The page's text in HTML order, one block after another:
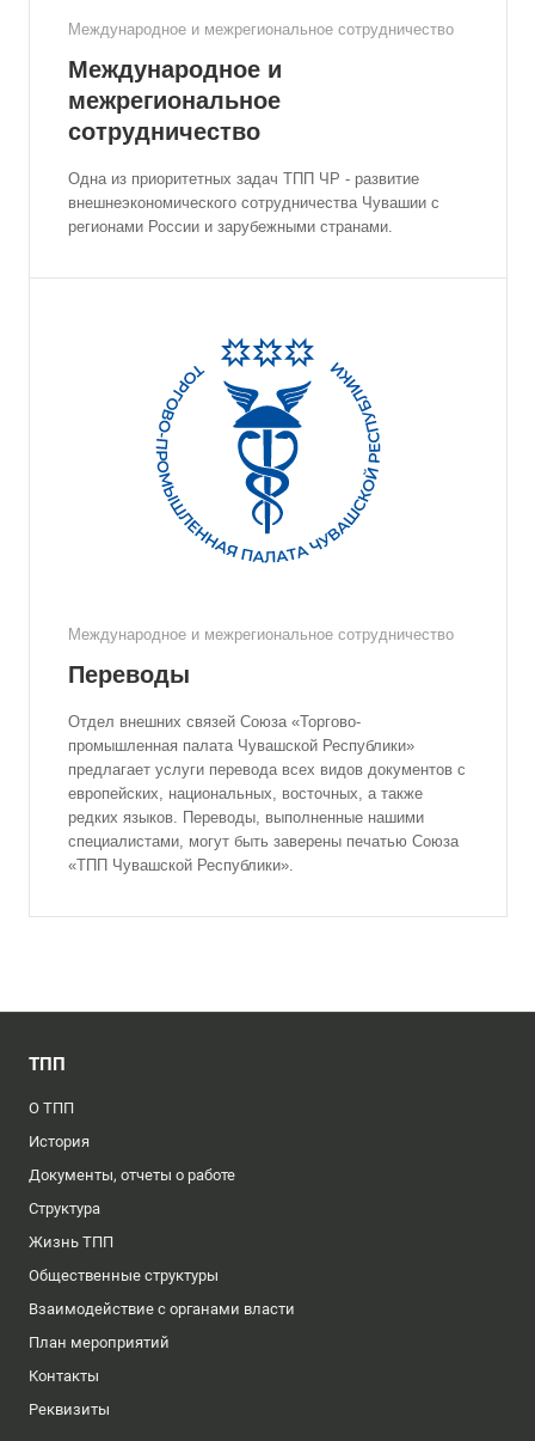
Международное и межрегиональное сотрудничество
Международное и
межрегиональное
сотрудничество
Одна из приоритетных задач ТПП ЧР - развитие
внешнеэкономического сотрудничества Чувашии с
регионами России и зарубежными странами.
Международное и межрегиональное сотрудничество
Переводы
Отдел внешних связей Союза «Торгово-
промышленная палата Чувашской Республики»
предлагает услуги перевода всех видов документов с
европейских, национальных, восточных, а также
редких языков. Переводы, выполненные нашими
специалистами, могут быть заверены печатью Союза
«ТПП Чувашской Республики».
ТПП
О ТПП
История
Документы, отчеты о работе
Структура
Жизнь ТПП
Общественные структуры
Взаимодействие с органами власти
План мероприятий
Контакты
Реквизиты